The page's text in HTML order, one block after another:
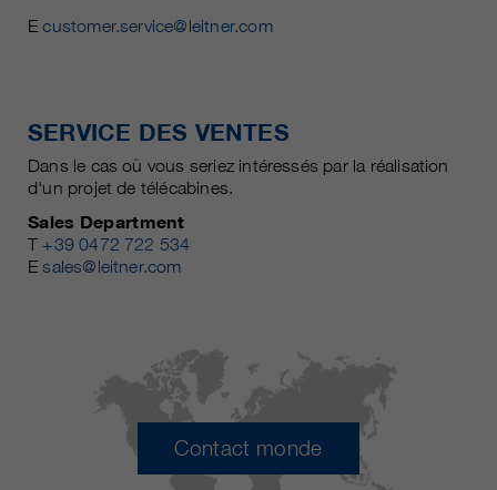
Ecustomer.service@leitner.com
SERVICE DES VENTES
Dans le cas où vous seriez intéressés par la réalisation
d'un projet de télécabines.
Sales Department
T +39 0472 722 534
Esales@leitner.com
Contact monde